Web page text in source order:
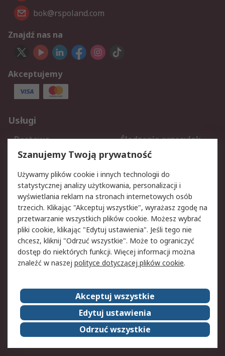
bok@rspoland.com
Znajdź nas na
Akceptujemy
Usługi
Dostawa
Śledzenie przesyłek
Reklamacje i zwroty
Rejestracja
Aspekty prawne
Bezpieczeństwo e-
maila
Polityka dotycząca
plików cookie
Polityka prywatności
Użytkowanie witryny
Zastrzeżenia prawne
Warunki Sprzedaży
Kontakt
O firmie RS
RS na świecie
Kariera
Nagrody dla RS
ESG
Szanujemy Twoją prywatność
Używamy plików cookie i innych technologii do
statystycznej analizy użytkowania, personalizacji i
wyświetlania reklam na stronach internetowych osób
trzecich. Klikając "Akceptuj wszystkie", wyrażasz zgodę na
przetwarzanie wszystkich plików cookie. Możesz wybrać
pliki cookie, klikając "Edytuj ustawienia". Jeśli tego nie
chcesz, kliknij "Odrzuć wszystkie". Może to ograniczyć
dostęp do niektórych funkcji. Więcej informacji można
znaleźć w naszej polityce dotyczącej plików cookie.
Akceptuj wszystkie
Edytuj ustawienia
Odrzuć wszystkie